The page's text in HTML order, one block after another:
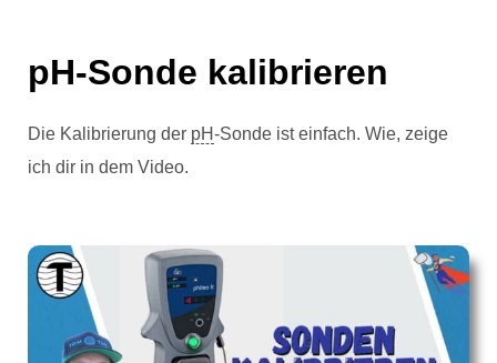
pH-Sonde kalibrieren
Die Kalibrierung der pH-Sonde ist einfach. Wie, zeige
ich dir in dem Video.